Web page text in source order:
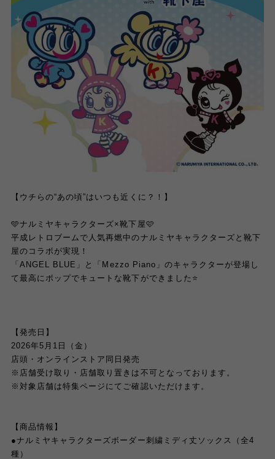
【ウチらの“あの頃”はいつも近くに？！】
🩵ナルミヤキャラクターズ×靴下屋🩷
平成レトロブームで人気再燃中のナルミヤキャラクターズと靴下
屋のコラボが実現！
「ANGEL BLUE」と「Mezzo Piano」のキャラクターが登場し
て最高にポップでキュートな靴下ができました⭐️
【発売日】
2026年5月1日（金）
店頭・オンラインストア同日発売
※店舗受け取り・店舗取り置きは不可となっております。
※対象店舗は特集ページにてご確認いただけます。
【商品情報】
●ナルミヤキャラクターズボーダー刺繍ミディ丈ソックス（全4
種）